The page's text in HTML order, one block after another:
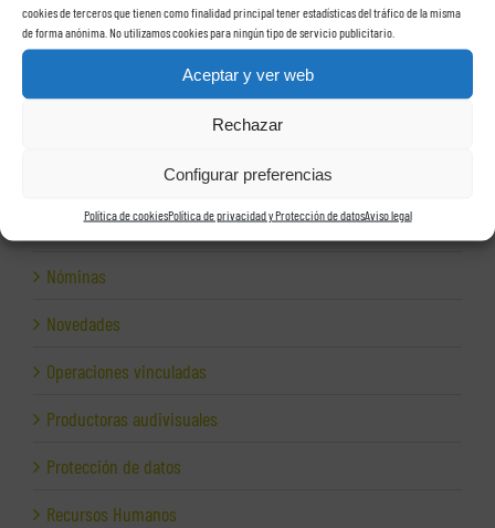
cookies de terceros que tienen como finalidad principal tener estadísticas del tráfico de la misma
de forma anónima. No utilizamos cookies para ningún tipo de servicio publicitario.
Aceptar y ver web
Rechazar
Configurar preferencias
Política de cookiesPolítica de privacidad y Protección de datosAviso legal
Herramientas para empresas
Internet para empresas
Nóminas
Novedades
Operaciones vinculadas
Productoras audivisuales
Protección de datos
Recursos Humanos